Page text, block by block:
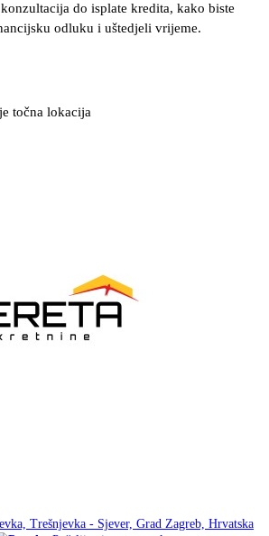
do isplate kredita, kako biste
odluku i uštedjeli vrijeme.
točna lokacija
Trešnjevka - Sjever, Grad Zagreb, Hrvatska